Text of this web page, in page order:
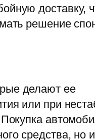
доставку,
решение
делают ее
или при
средства, но и